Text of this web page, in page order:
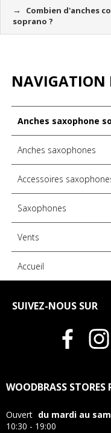
Combien d'anches
soprano ?
NAVIGATION
Accueil
Vents
Saxophones
Accessoires
Anches saxophones
Anches saxophone
SUIVEZ-NOUS SUR
WOODBRASS STORES
Ouvert du mardi au
10:30 - 19:00